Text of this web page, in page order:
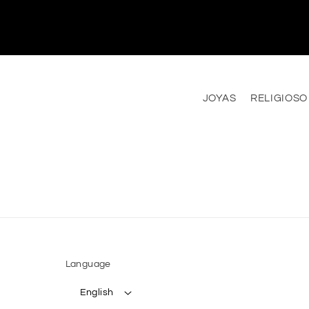
JOYAS RELIGIOSO
Language
English